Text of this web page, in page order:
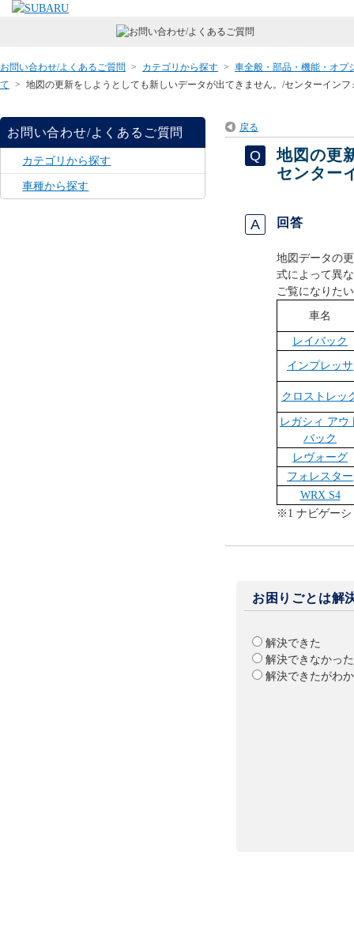
お問い合わせ/よくあるご質問 > カテゴリから探す > 車全般・部品・機能・オプ
て > 地図の更新をしようとしても新しいデータが出てきません。/センターイン
お問い合わせ/よくあるご質問
カテゴリから探す
車種から探す
戻る
地図の更
センター
回答
地図データの
式によって異
ご覧になりた
車名
レイバック
インプレッサ
クロストレッ
レガシィ アウ
バック
レヴォーグ
フォレスター
WRX S4
※1 ナビゲーシ
お困りごとは解
解決できた
解決できなかった
解決できたがわ